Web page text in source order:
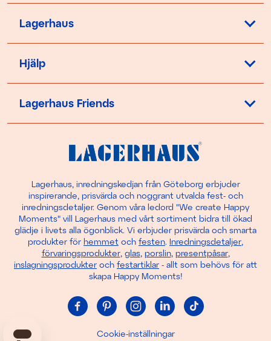
Lagerhaus
Hjälp
Lagerhaus Friends
Lagerhaus, inredningskedjan från Göteborg erbjuder
inspirerande, prisvärda och noggrant utvalda fest- och
inredningsdetaljer. Genom våra ledord "We create Happy
Moments" vill Lagerhaus med vårt sortiment bidra till ökad
glädje i livets alla ögonblick. Vi erbjuder prisvärda och smarta
produkter för hemmet och festen. Inredningsdetaljer,
förvaringsprodukter, glas, porslin, presentpåsar,
inslagningsprodukter och festartiklar - allt som behövs för att
skapa Happy Moments!
Cookie-inställningar